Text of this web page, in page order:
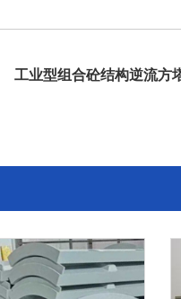
工业型组合砼结构逆流方